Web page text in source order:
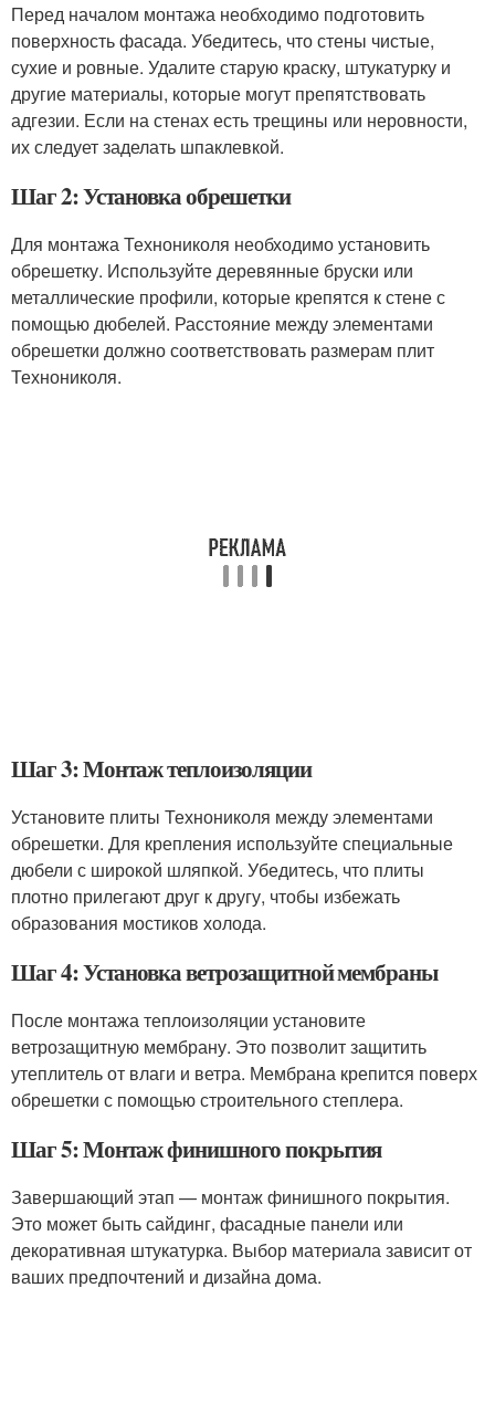
Перед началом монтажа необходимо подготовить
поверхность фасада. Убедитесь, что стены чистые,
сухие и ровные. Удалите старую краску, штукатурку и
другие материалы, которые могут препятствовать
адгезии. Если на стенах есть трещины или неровности,
их следует заделать шпаклевкой.
Шаг 2: Установка обрешетки
Для монтажа Технониколя необходимо установить
обрешетку. Используйте деревянные бруски или
металлические профили, которые крепятся к стене с
помощью дюбелей. Расстояние между элементами
обрешетки должно соответствовать размерам плит
Технониколя.
Шаг 3: Монтаж теплоизоляции
Установите плиты Технониколя между элементами
обрешетки. Для крепления используйте специальные
дюбели с широкой шляпкой. Убедитесь, что плиты
плотно прилегают друг к другу, чтобы избежать
образования мостиков холода.
Шаг 4: Установка ветрозащитной мембраны
После монтажа теплоизоляции установите
ветрозащитную мембрану. Это позволит защитить
утеплитель от влаги и ветра. Мембрана крепится поверх
обрешетки с помощью строительного степлера.
Шаг 5: Монтаж финишного покрытия
Завершающий этап — монтаж финишного покрытия.
Это может быть сайдинг, фасадные панели или
декоративная штукатурка. Выбор материала зависит от
ваших предпочтений и дизайна дома.